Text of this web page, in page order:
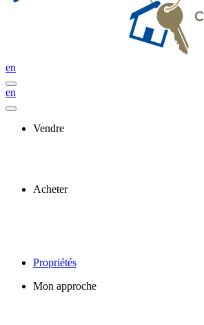
en
en
Vendre
Acheter
Propriétés
Mon approche